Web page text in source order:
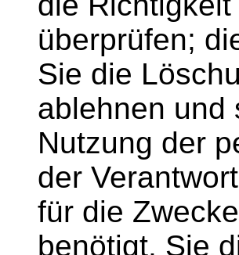
überprüfen;
Sie die
ablehnen und
Nutzung der
der
für die
benötigt, Sie